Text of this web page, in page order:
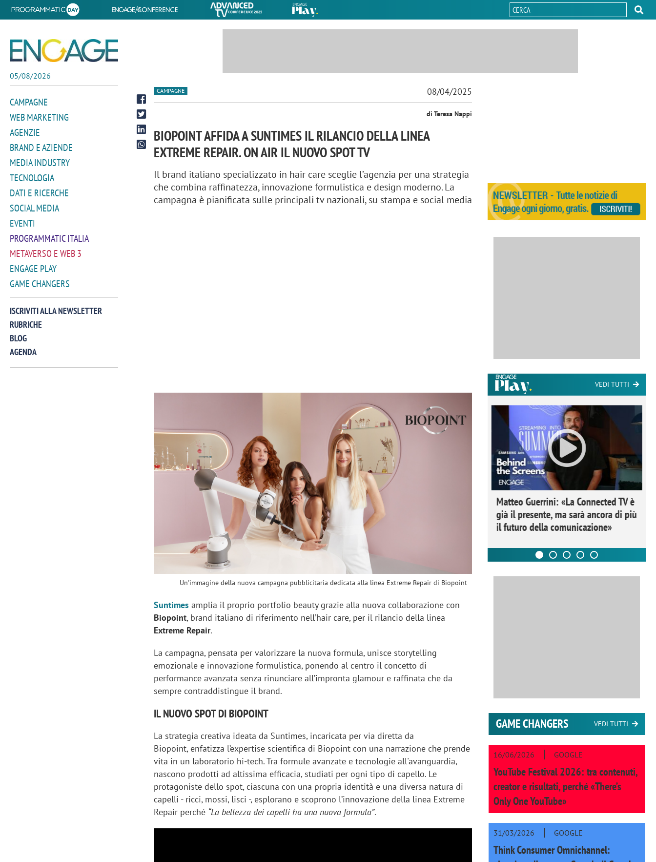
05/08/2026
CAMPAGNE
WEB MARKETING
AGENZIE
BRAND E AZIENDE
MEDIA INDUSTRY
TECNOLOGIA
DATI E RICERCHE
SOCIAL MEDIA
EVENTI
PROGRAMMATIC ITALIA
METAVERSO E WEB 3
ENGAGE PLAY
GAME CHANGERS
ISCRIVITI ALLA NEWSLETTER
RUBRICHE
BLOG
AGENDA
CAMPAGNE 08/04/2025
di Teresa Nappi
BIOPOINT AFFIDA A SUNTIMES IL RILANCIO DELLA LINEA
EXTREME REPAIR. ON AIR IL NUOVO SPOT TV
Il brand italiano specializzato in hair care sceglie l’agenzia per una strategia
che combina raffinatezza, innovazione formulistica e design moderno. La
campagna è pianificata sulle principali tv nazionali, su stampa e social media
Un'immagine della nuova campagna pubblicitaria dedicata alla linea Extreme Repair di Biopoint
Suntimes amplia il proprio portfolio beauty grazie alla nuova collaborazione con
Biopoint, brand italiano di riferimento nell’hair care, per il rilancio della linea
Extreme Repair.
La campagna, pensata per valorizzare la nuova formula, unisce storytelling
emozionale e innovazione formulistica, ponendo al centro il concetto di
performance avanzata senza rinunciare all’impronta glamour e raffinata che da
sempre contraddistingue il brand.
IL NUOVO SPOT DI BIOPOINT
La strategia creativa ideata da Suntimes, incaricata per via diretta da
Biopoint, enfatizza l’expertise scientifica di Biopoint con una narrazione che prende
vita in un laboratorio hi-tech. Tra formule avanzate e tecnologie all'avanguardia,
nascono prodotti ad altissima efficacia, studiati per ogni tipo di capello. Le
protagoniste dello spot, ciascuna con una propria identità e una diversa natura di
capelli - ricci, mossi, lisci -, esplorano e scoprono l’innovazione della linea Extreme
Repair perché “La bellezza dei capelli ha una nuova formula”.
VEDI TUTTI
Perez, Samsung Ads: «L'Italia è un
mercato strategico e continuerà a
crescere»
Networking agli eventi: come la
startup Kicè punta a eliminare lo
"spreco di relazioni"
Matteo Guerrini: «La Connected TV è
già il presente, ma sarà ancora di più
il futuro della comunicazione»
GAME CHANGERS VEDI TUTTI
16/06/2026 GOOGLE
YouTube Festival 2026: tra contenuti,
creator e risultati, perché «There’s
Only One YouTube»
31/03/2026 GOOGLE
Think Consumer Omnichannel: